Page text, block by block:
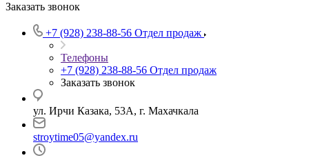
Заказать звонок
+7 (928) 238-88-56 Отдел продаж
Телефоны
+7 (928) 238-88-56 Отдел продаж
Заказать звонок
ул. Ирчи Казака, 53А, г. Махачкала
stroytime05@yandex.ru